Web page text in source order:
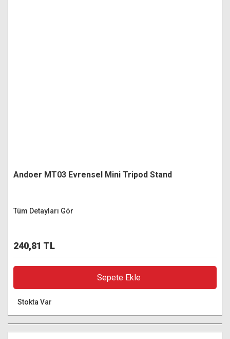
Andoer MT03 Evrensel Mini Tripod Stand
Tüm Detayları Gör
240,81 TL
Sepete Ekle
Stokta Var